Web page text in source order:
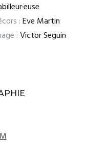
:Eve Martin
:Victor Seguin